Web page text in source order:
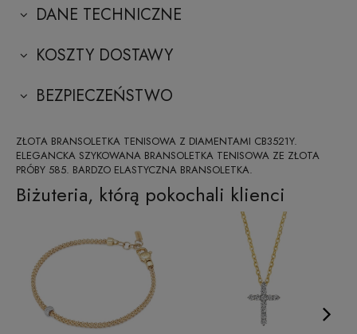
DANE TECHNICZNE
KOSZTY DOSTAWY
BEZPIECZEŃSTWO
ZŁOTA BRANSOLETKA TENISOWA Z DIAMENTAMI CB3521Y.
ELEGANCKA SZYKOWANA BRANSOLETKA TENISOWA ZE ZŁOTA
PRÓBY 585. BARDZO ELASTYCZNA BRANSOLETKA.
Biżuteria, którą pokochali klienci